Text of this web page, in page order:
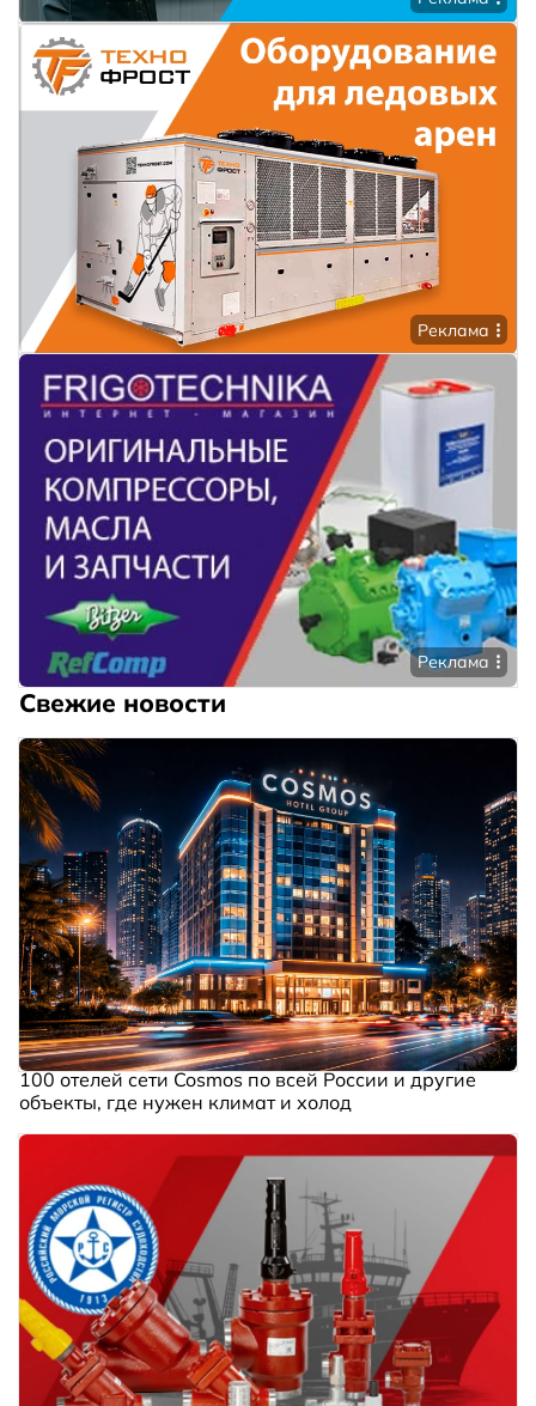
Реклама
Реклама
Свежие новости
100 отелей сети Cosmos по всей России и другие
объекты, где нужен климат и холод